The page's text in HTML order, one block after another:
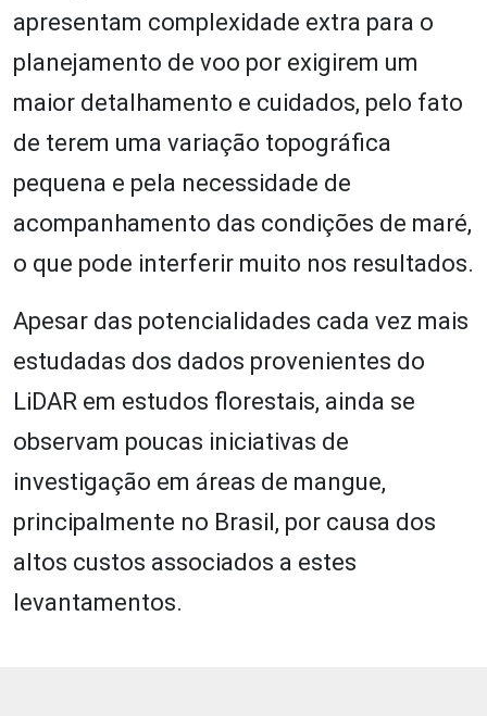
apresentam complexidade extra para o
planejamento de voo por exigirem um
maior detalhamento e cuidados, pelo fato
de terem uma variação topográfica
pequena e pela necessidade de
acompanhamento das condições de maré,
o que pode interferir muito nos resultados.
Apesar das potencialidades cada vez mais
estudadas dos dados provenientes do
LiDAR em estudos florestais, ainda se
observam poucas iniciativas de
investigação em áreas de mangue,
principalmente no Brasil, por causa dos
altos custos associados a estes
levantamentos.